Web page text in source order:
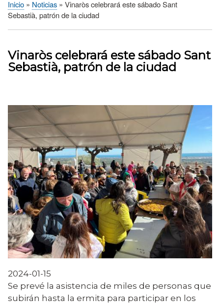
Sobrescribir
ayuda
a
la
Inicio Noticias
Vinaròs celebrará este sábado Sant
Sebastià, patrón de la ciudad
Vinaròs celebrará este sábado Sant
Sebastià, patrón de la ciudad
2024-01-15
Se prevé la asistencia de miles de personas que
subirán hasta la ermita para participar en los